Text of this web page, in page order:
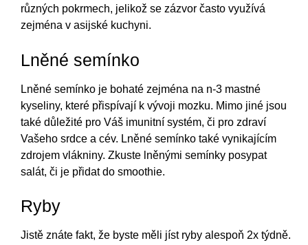
různých pokrmech, jelikož se zázvor často využívá
zejména v asijské kuchyni.
Lněné semínko
Lněné semínko je bohaté zejména na n-3 mastné
kyseliny, které přispívají k vývoji mozku. Mimo jiné jsou
také důležité pro Váš imunitní systém, či pro zdraví
Vašeho srdce a cév. Lněné semínko také vynikajícím
zdrojem vlákniny. Zkuste lněnými semínky posypat
salát, či je přidat do smoothie.
Ryby
Jistě znáte fakt, že byste měli jíst ryby alespoň 2x týdně.